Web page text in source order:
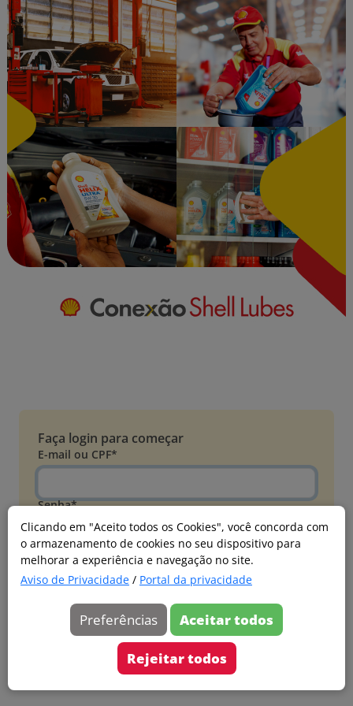
Clicando em "Aceito todos os Cookies", você concorda com
o armazenamento de cookies no seu dispositivo para
melhorar a experiência e navegação no site.
Aviso de Privacidade / Portal da privacidade
Preferências Aceitar todos
Rejeitar todos
Faça login para começar
E-mail ou CPF*
Senha*
Esqueci minha senha
Entrar
Acessar com Microsoft
Ainda não faz parte?
Cadastre-se
Versão 20260805.7